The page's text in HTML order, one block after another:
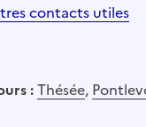
contacts utiles
:Thésée,